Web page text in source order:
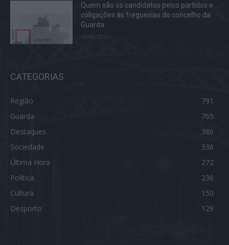
Quem são os candidatos pelos partidos e
coligações às freguesias do concelho da
Guarda
19/08/2025
CATEGORIAS
Região
791
Guarda
765
Destaques
386
Sociedade
336
Última Hora
272
Politica
236
Cultura
150
Desporto
129